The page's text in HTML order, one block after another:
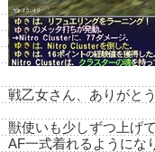
戦乙女さん、ありがと
獣使いも少しずつ上げ
AF一式着れるようにな